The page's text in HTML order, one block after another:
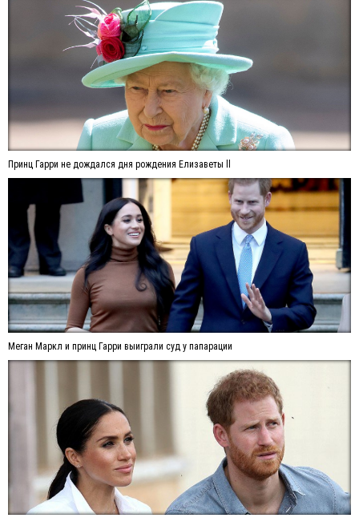
Принц Гарри не дождался дня рождения Елизаветы ll
Меган Маркл и принц Гарри выиграли суд у папарации